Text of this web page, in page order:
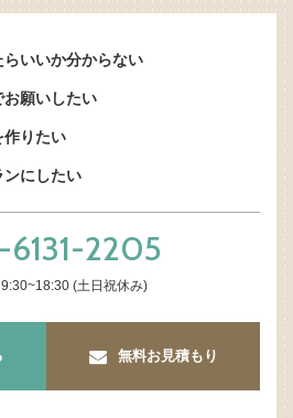
いいか分からない
願いしたい
作りたい
ンにしたい
2205
(土日祝休み)
無料お見積もり